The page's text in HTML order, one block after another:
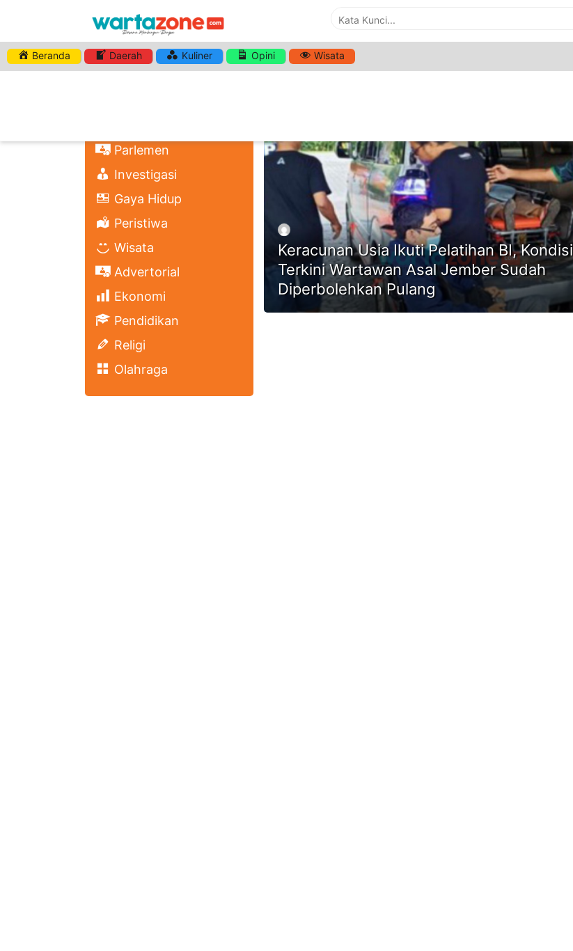
Beranda Daerah Kuliner Opini Wisata
Parlemen
Investigasi
Gaya Hidup
Peristiwa
Wisata
Advertorial
Ekonomi
Pendidikan
Religi
Olahraga
HASHTAG:PELATIHAN BI
Keracunan Usia Ikuti Pelatihan BI, Kondisi
Terkini Wartawan Asal Jember Sudah
Diperbolehkan Pulang